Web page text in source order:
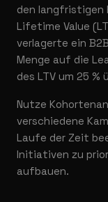
den langfristigen
Lifetime Value
verlagerte ein
Menge auf die
des LTV um 25
Nutze
verschiedene
Laufe der Zeit
Initiativen zu
aufbauen.